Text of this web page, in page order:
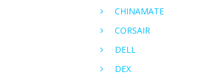
CHINAMATE
CORSAIR
DELL
DEX